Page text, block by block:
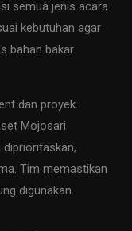
semua jenis acara
kebutuhan agar
bahan bakar.
dan proyek.
Mojosari
Tim memastikan
digunakan.